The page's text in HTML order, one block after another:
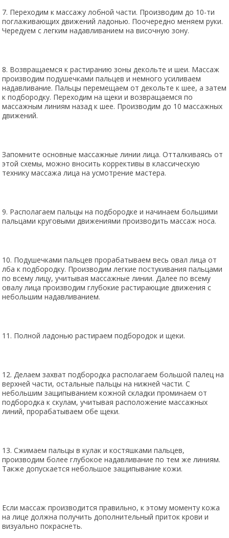
7. Переходим к массажу лобной части. Производим до 10-ти
поглаживающих движений ладонью. Поочередно меняем руки.
Чередуем с легким надавливанием на височную зону.
8. Возвращаемся к растиранию зоны декольте и шеи. Массаж
производим подушечками пальцев и немного усиливаем
надавливание. Пальцы перемещаем от декольте к шее, а затем
к подбородку. Переходим на щеки и возвращаемся по
массажным линиям назад к шее. Производим до 10 массажных
движений.
Запомните основные массажные линии лица. Отталкиваясь от
этой схемы, можно вносить коррективы в классическую
технику массажа лица на усмотрение мастера.
9. Располагаем пальцы на подбородке и начинаем большими
пальцами круговыми движениями производить массаж носа.
10. Подушечками пальцев прорабатываем весь овал лица от
лба к подбородку. Производим легкие постукивания пальцами
по всему лицу, учитывая массажные линии. Далее по всему
овалу лица производим глубокие растирающие движения с
небольшим надавливанием.
11. Полной ладонью растираем подбородок и щеки.
12. Делаем захват подбородка располагаем большой палец на
верхней части, остальные пальцы на нижней части. С
небольшим защипыванием кожной складки проминаем от
подбородка к скулам, учитывая расположение массажных
линий, прорабатываем обе щеки.
13. Сжимаем пальцы в кулак и костяшками пальцев,
производим более глубокое надавливание по тем же линиям.
Также допускается небольшое защипывание кожи.
Если массаж производится правильно, к этому моменту кожа
на лице должна получить дополнительный приток крови и
визуально покраснеть.